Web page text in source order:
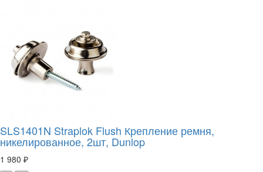
SLS1401N Straplok Flush Крепление ремня,
никелированное, 2шт, Dunlop
1 980 ₽